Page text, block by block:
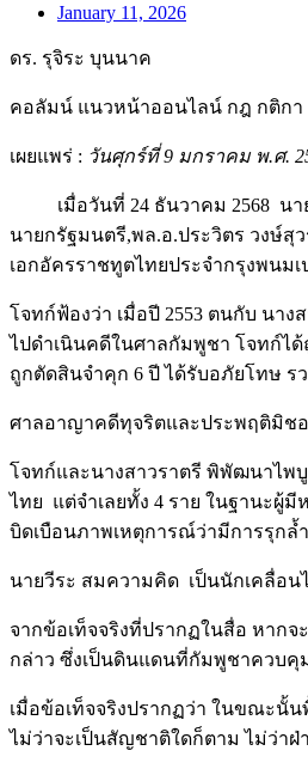
January 11, 2026
ดร. รุจิระ บุนนาค
คอลัมน์ แนวหน้าออนไลน์ กฎ กติกา
เผยแพร่ : วันศุกร์ที่9 มกราคม พ.ศ.
เมื่อวันที่ 24 ธันวาคม 2568 นายวี
นายกรัฐมนตรี,พล.อ.ประวิตร วงษ์สุ
เอกอัครราชทูตไทยประจำกรุงพน
โจทก์ฟ้องว่า เมื่อปี 2553 ตนกับ นา
ไปดำเนินคดีในศาลกัมพูชา โจทก์ได้
ถูกตัดสินจำคุก 6 ปี ได้รับอภัยโทษ รว
ศาลอาญาคดีทุจริตและประพฤติมิช
โจทก์และนางสาวราตรี พิพัฒนาไพ
ไทย แต่จำเลยทั้ง 4 ราย ในฐานะ
บิดเบือนภาพเหตุการณ์ว่ามีการรุกล้
นายวีระ สมความคิด เป็นนักเคลื่อน
จากข้อเท็จจริงที่ปรากฏในสื่อ หากจ
กล่าว ซึ่งเป็นดินแดนที่กัมพูชาควบคุ
เมื่อข้อเท็จจริงปรากฏว่า ในขณะนั้
ไม่ว่าจะเป็นสัญชาติใดก็ตาม ไม่ว่า